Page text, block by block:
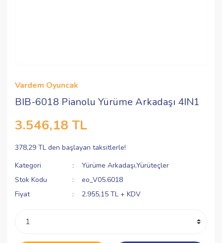
Vardem Oyuncak
BIB-6018 Pianolu Yürüme Arkadaşı 4IN1
3.546,18 TL
378,29 TL den başlayan taksitlerle!
Kategori
Yürüme Arkadaşı,Yürüteçler
Stok Kodu
eo_V05.6018
Fiyat
2.955,15 TL + KDV